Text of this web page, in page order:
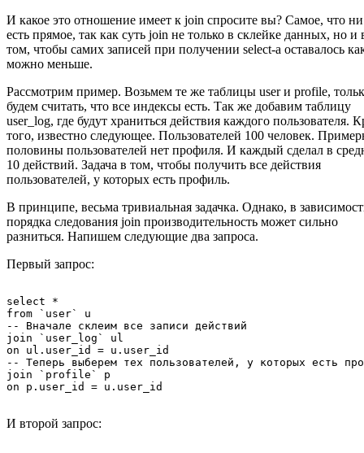
И какое это отношение имеет к join спросите вы? Самое, что
есть прямое, так как суть join не только в склейке данных, но и
том, чтобы самих записей при получении select-а оставалось
можно меньше.
Рассмотрим пример. Возьмем те же таблицы user и profile,
будем считать, что все индексы есть. Так же добавим таблицу
user_log, где будут храниться действия каждого пользователя.
того, известно следующее. Пользователей 100 человек.
половины пользователей нет профиля. И каждый сделал в
10 действий. Задача в том, чтобы получить все действия
пользователей, у которых есть профиль.
В принципе, весьма тривиальная задачка. Однако, в
порядка следования join производительность может сильно
разниться. Напишем следующие два запроса.
Первый запрос:
select *
from `user` u
-- Вначале склеим все записи действий
join `user_log` ul
on ul.user_id = u.user_id
-- Теперь выберем тех пользователей, у которых есть
join `profile` p
И второй запрос: